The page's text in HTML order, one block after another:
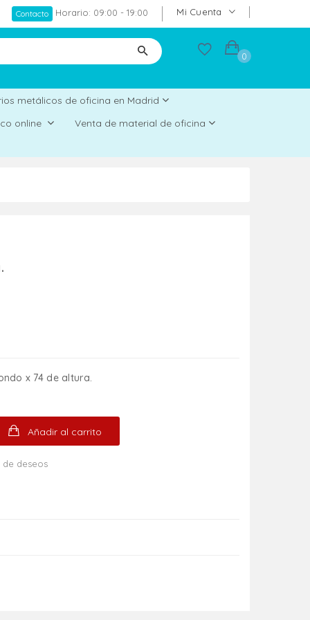
Mi Cuenta
Contacto Horario: 09:00 - 19:00
0
metálicos de oficina en Madrid
online
Venta de material de oficina
x 74 de altura.
Añadir al carrito
de deseos